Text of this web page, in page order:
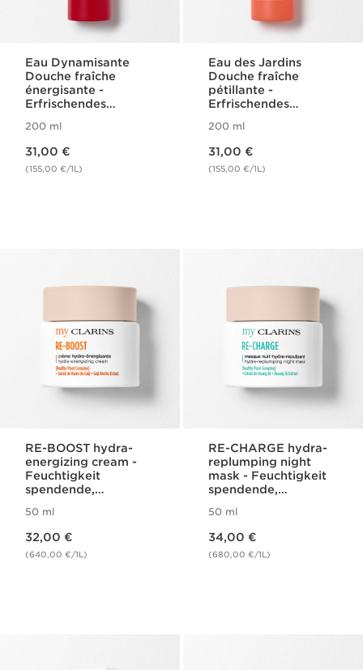
Eau Dynamisante
Douche fraîche
énergisante -
Erfrischendes
200 ml
31,00 €
(155,00 €/1L)
Eau des Jardins
Douche fraîche
pétillante -
Erfrischendes
200 ml
31,00 €
(155,00 €/1L)
RE-BOOST hydra-
energizing cream -
Feuchtigkeit
spendende,
Gesichtscreme
50 ml
32,00 €
(640,00 €/1L)
RE-CHARGE hydra-
replumping night
mask - Feuchtigkeit
spendende,
Nachtmaske für das
Gesicht
50 ml
34,00 €
(680,00 €/1L)